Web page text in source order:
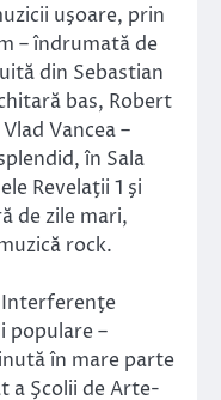
uşoare, prin
– îndrumată de
din Sebastian
bas, Robert
Vancea –
în Sala
Revelaţii 1 şi
de zile mari,
rock.
populare –
în mare parte
a Şcolii de Arte-